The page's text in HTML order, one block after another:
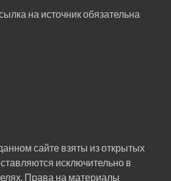
на источник обязательна
сайте взяты из открытых
исключительно в
Права на материалы